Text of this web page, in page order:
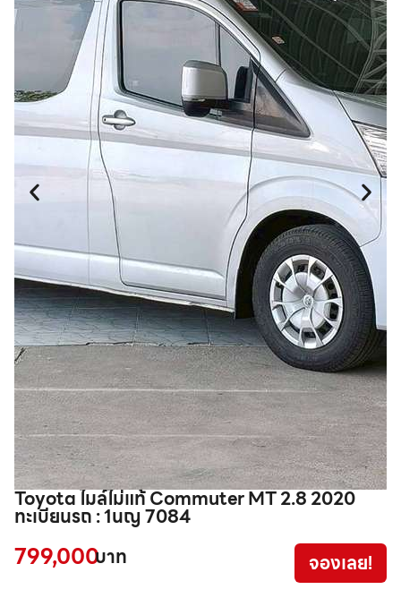
Toyota ไมล์ไม่แท้ Commuter MT 2.8 2020
ทะเบียนรถ : 1นญ 7084
799,000บาท จองเลย!